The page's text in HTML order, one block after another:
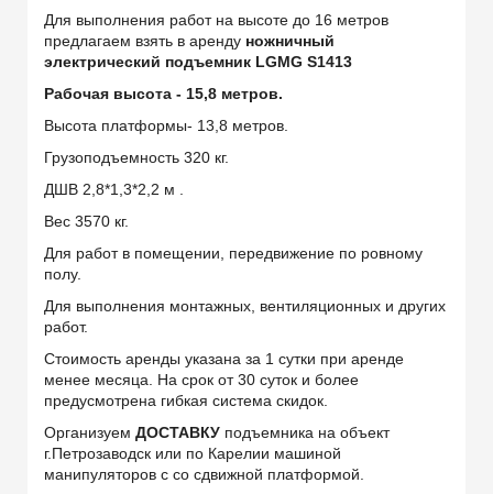
Для выполнения работ на высоте до 16 метров
предлагаем взять в аренду ножничный
электрический подъемник LGMG S1413
Рабочая высота - 15,8 метров.
Высота платформы- 13,8 метров.
Грузоподъемность 320 кг.
ДШВ 2,8*1,3*2,2 м .
Вес 3570 кг.
Для работ в помещении, передвижение по ровному
полу.
Для выполнения монтажных, вентиляционных и других
работ.
Стоимость аренды указана за 1 сутки при аренде
менее месяца. На срок от 30 суток и более
предусмотрена гибкая система скидок.
Организуем ДОСТАВКУ подъемника на объект
г.Петрозаводск или по Карелии машиной
манипуляторов с со сдвижной платформой.